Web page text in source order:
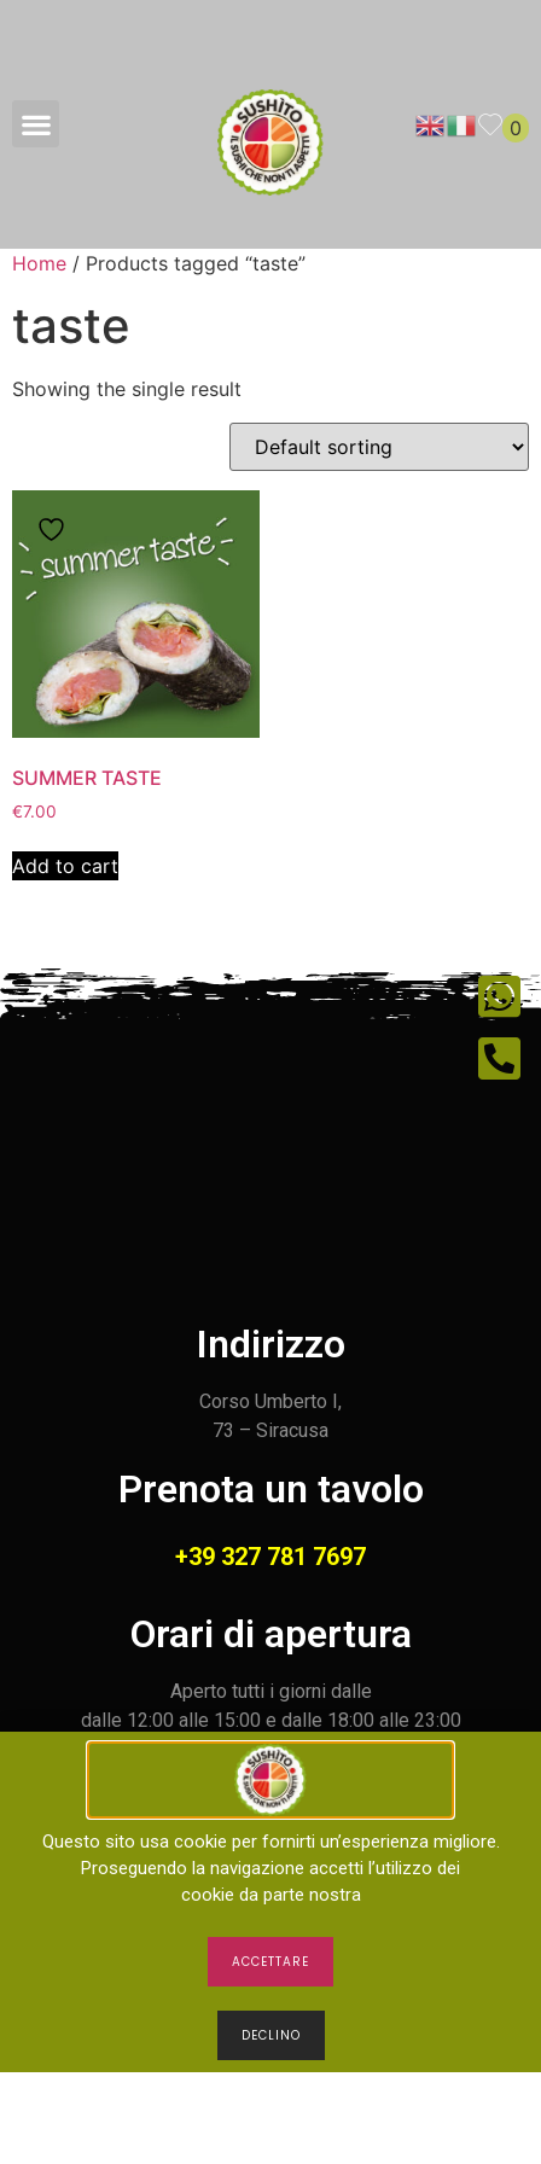
0
Home / Products tagged “taste”
taste
Showing the single result
SUMMER TASTE
€7.00
Add to cart
Indirizzo
Corso Umberto I,
73 – Siracusa
Prenota un tavolo
+39 327 781 7697
Orari di apertura
Aperto tutti i giorni dalle
dalle 12:00 alle 15:00 e dalle 18:00 alle 23:00
Home Menù Negozio Chi Siamo
Copyright © 2023 sushito. Tutti i diritti riservati –
Progettato e sviluppato da
Questo sito usa cookie per fornirti un’esperienza migliore.
Proseguendo la navigazione accetti l’utilizzo dei
cookie da parte nostra
ACCETTARE
DECLINO